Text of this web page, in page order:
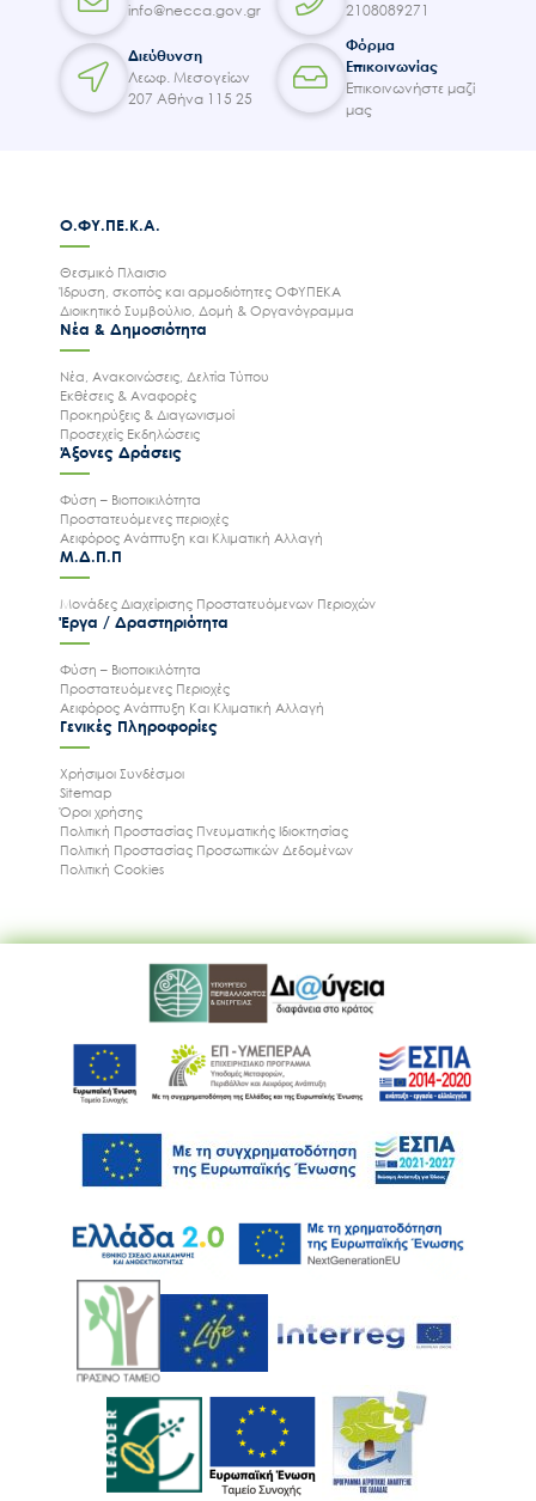
Έργα
Εισιτήρια
Επικοινωνία
info@necca.gov.gr
2108089271
Διεύθυνση
Λεωφ. Μεσογείων
207 Αθήνα 115 25
Φόρμα
Επικοινωνίας
Επικοινωνήστε μαζί
μας
Ο.ΦΥ.ΠΕ.Κ.Α.
Θεσμικό Πλαισιο
Ίδρυση, σκοπός και αρμοδιότητες ΟΦΥΠΕΚΑ
Διοικητικό Συμβούλιο, Δομή & Οργανόγραμμα
Νέα & Δημοσιότητα
Νέα, Ανακοινώσεις, Δελτία Τύπου
Εκθέσεις & Αναφορές
Προκηρύξεις & Διαγωνισμοί
Προσεχείς Εκδηλώσεις
Άξονες Δράσεις
Φύση – Βιοποικιλότητα
Προστατευόμενες περιοχές
Αειφόρος Ανάπτυξη και Κλιματική Αλλαγή
Μ.Δ.Π.Π
Μονάδες Διαχείρισης Προστατευόμενων Περιοχών
Έργα / Δραστηριότητα
Φύση – Βιοποικιλότητα
Προστατευόμενες Περιοχές
Αειφόρος Ανάπτυξη Και Κλιματική Αλλαγή
Γενικές Πληροφορίες
Χρήσιμοι Συνδέσμοι
Sitemap
Όροι χρήσης
Πολιτική Προστασίας Πνευματικής Ιδιοκτησίας
Πολιτική Προστασίας Προσωπικών Δεδομένων
Πολιτική Cookies